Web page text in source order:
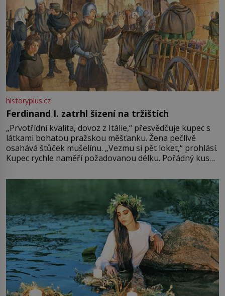
historyplus.cz
Ferdinand I. zatrhl šizení na tržištích
„Prvotřídní kvalita, dovoz z Itálie,“ přesvědčuje kupec s
látkami bohatou pražskou měšťanku. Žena pečlivě
osahává štůček mušelínu. „Vezmu si pět loket,“ prohlásí.
Kupec rychle naměří požadovanou délku. Pořádný kus
milostpaní. Stačí jenom na sukni,“ zhodnotí švadlena
množství růžového mušelínu. „Ošidili vás, podívejte.“
Vezme do ruky dřevěnou